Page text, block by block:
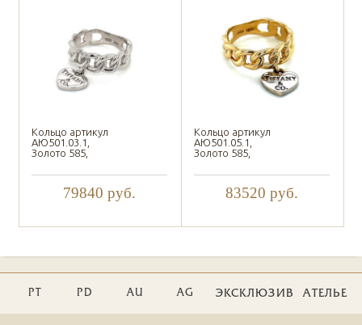
Кольцо артикул
АЮ501.03.1,
Золото 585,
79840 руб.
Кольцо артикул
АЮ501.05.1,
Золото 585,
83520 руб.
PT PD AU AG ЭКСКЛЮЗИВ АТЕЛЬЕ